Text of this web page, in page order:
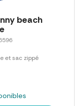
beach
et sac zippé